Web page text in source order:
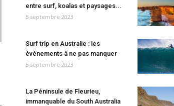
entre surf, koalas et paysages...
5 septembre 2023
Surf trip en Australie : les
événements à ne pas manquer
5 septembre 2023
La Péninsule de Fleurieu,
immanquable du South Australia